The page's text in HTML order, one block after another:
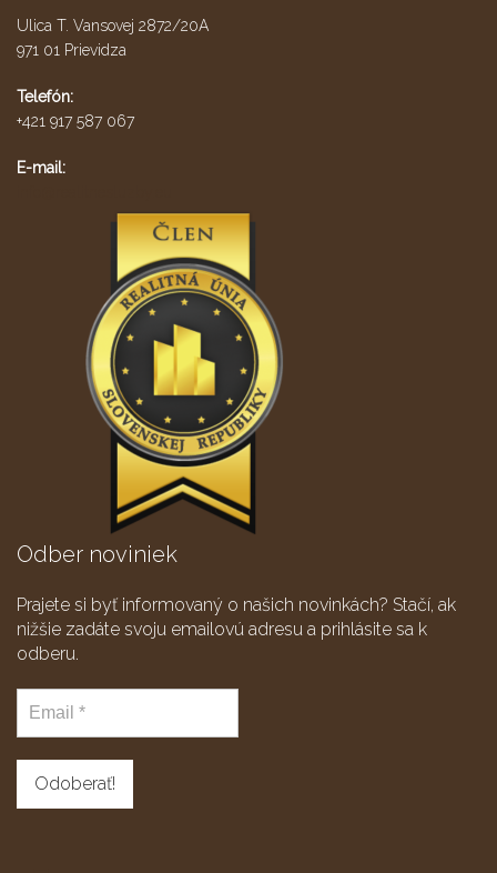
Ulica T. Vansovej 2872/20A
971 01 Prievidza
Telefón:
+421 917 587 067
E-mail:
Odber noviniek
Prajete si byť informovaný o našich novinkách? Stačí, ak
nižšie zadáte svoju emailovú adresu a prihlásite sa k
odberu.